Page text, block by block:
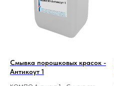
Смывка порошковых красок -
Антикоут 1